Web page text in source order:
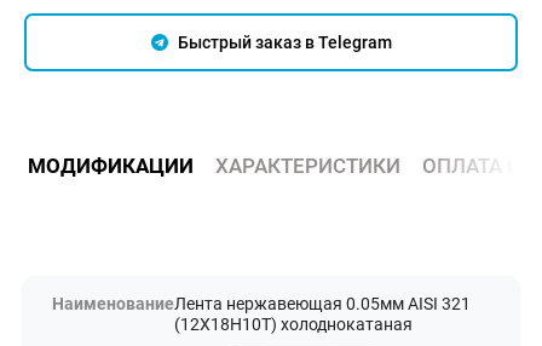
Быстрый заказ в Telegram
МОДИФИКАЦИИ ХАРАКТЕРИСТИКИ ОПЛАТА И
Лента нержавеющая 0.05мм AISI 321
(12Х18Н10Т) холоднокатаная